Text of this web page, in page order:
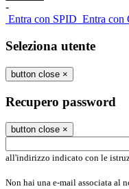
-
Entra con SPID Entra con
Seleziona utente
button close ×
Recupero password
button close ×
all'indirizzo indicato con le
Non hai una e-mail associata al